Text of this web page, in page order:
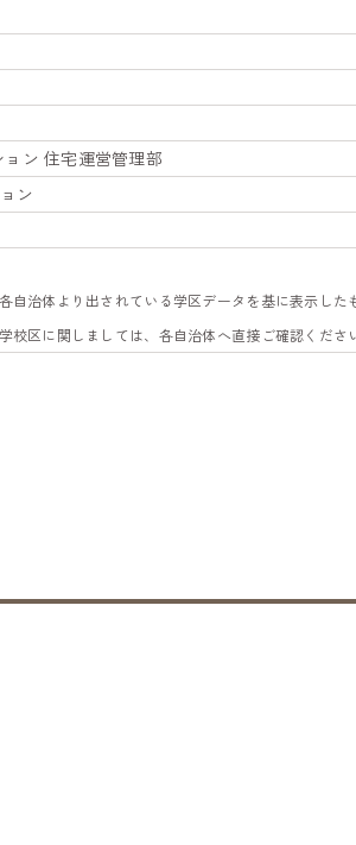
ン 住宅運営管理部
ン
治体より出されている学区データを基に表示した
校区に関しましては、各自治体へ直接ご確認くださ